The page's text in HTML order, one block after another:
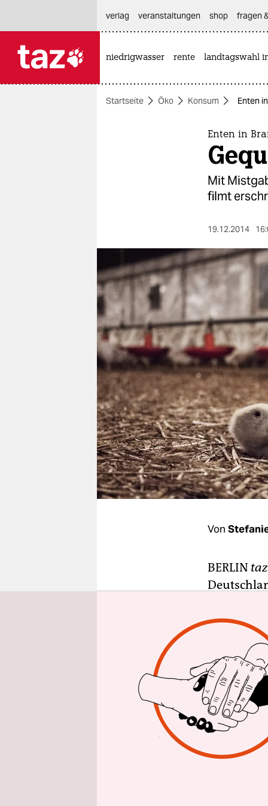
themen
berlin
nord
wahrheit
verlag
verlag
veranstaltungen
shop
fragen & hilfe
unterstützen
abo
verlag
veranstaltungen shop fragen
niedrigwasser rente landtagswahl
Startseite Öko Konsum Enten
Enten in
Mit
filmt
19.12.2014
Von
BERLIN
die
aus dem
Enten
bereits
Einige der
bewusst,
Betrieb,